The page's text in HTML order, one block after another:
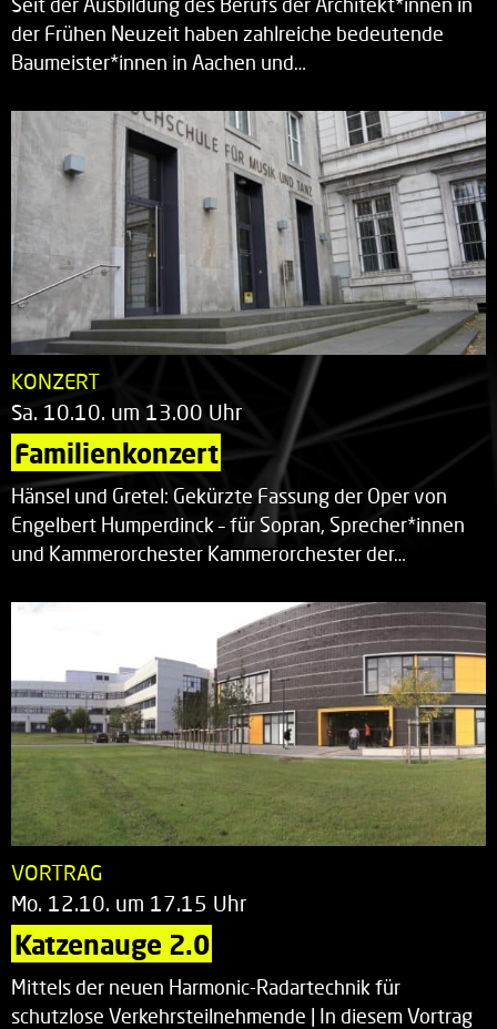
Seit der Ausbildung des Berufs der Architekt*innen in
der Frühen Neuzeit haben zahlreiche bedeutende
Baumeister*innen in Aachen und…
KONZERT
Sa. 10.10. um 13.00 Uhr
Familienkonzert
Hänsel und Gretel: Gekürzte Fassung der Oper von
Engelbert Humperdinck – für Sopran, Sprecher*innen
und Kammerorchester Kammerorchester der…
VORTRAG
Mo. 12.10. um 17.15 Uhr
Katzenauge 2.0
Mittels der neuen Harmonic-Radartechnik für
schutzlose Verkehrsteilnehmende | In diesem Vortrag